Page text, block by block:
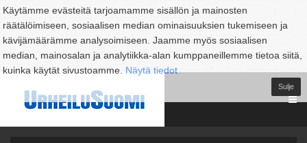
Käytämme evästeitä tarjoamamme sisällön ja mainosten
räätälöimiseen, sosiaalisen median ominaisuuksien tukemiseen ja
kävijämäärämme analysoimiseen. Jaamme myös sosiaalisen
median, mainosalan ja analytiikka-alan kumppaneillemme tietoa siitä,
kuinka käytät sivustoamme. Näytä tiedot
Sulje